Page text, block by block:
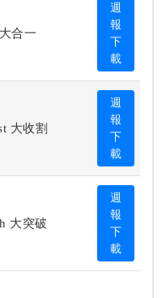
合一
週
報
下
載
大收割
週
報
下
載
大突破
週
報
下
載